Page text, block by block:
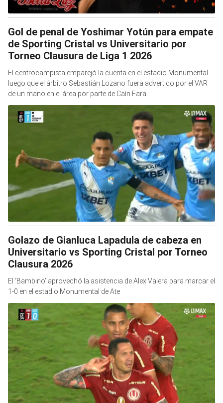
Gol de penal de Yoshimar Yotún para empate
de Sporting Cristal vs Universitario por
Torneo Clausura de Liga 1 2026
El centrocampista emparejó la cuenta en el estadio Monumental
luego que el árbitro Sebastián Lozano fuera advertido por el VAR
de un mano en el área por parte de Caín Fara
Golazo de Gianluca Lapadula de cabeza en
Universitario vs Sporting Cristal por Torneo
Clausura 2026
El ‘Bambino’ aprovechó la asistencia de Alex Valera para marcar el
1-0 en el estadio Monumental de Ate